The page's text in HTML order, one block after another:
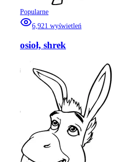
Popularne
6,921 wyświetleń
osioł, shrek